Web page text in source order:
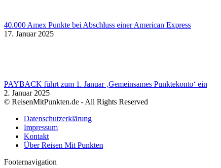
40.000 Amex Punkte bei Abschluss einer American Express
17. Januar 2025
PAYBACK führt zum 1. Januar ‚Gemeinsames Punktekonto‘ ein
2. Januar 2025
© ReisenMitPunkten.de - All Rights Reserved
Datenschutzerklärung
Impressum
Kontakt
Über Reisen Mit Punkten
Footernavigation